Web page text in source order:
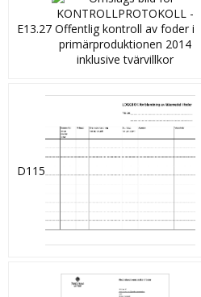
E13.27
D115